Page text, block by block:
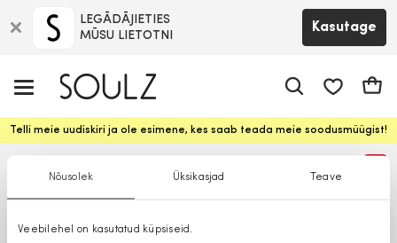
Nõusolek Üksikasjad Teave
Veebilehel on kasutatud küpsiseid.
LEGĀDĀJIETIES
MŪSU LIETOTNI
Kasutage
Telli meie uudiskiri ja ole esimene, kes saab teada meie soodusmüügist!